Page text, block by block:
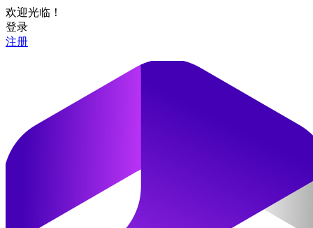
欢迎光临！
登录
注册